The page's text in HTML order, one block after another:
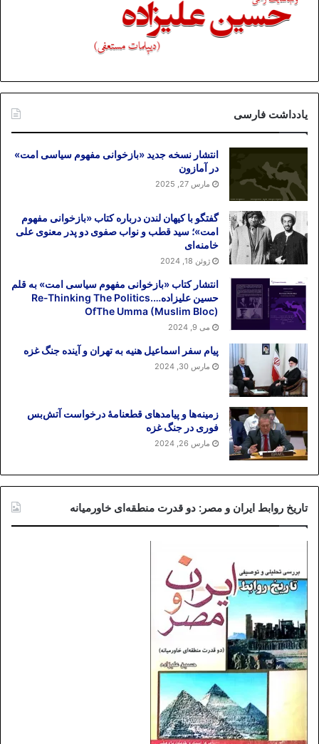
یادداشت فارسی
انتشار نسخه جدید «بازخوانی مفهوم سیاسی امت»
در آمازون
مارس 27, 2025
گفتگو با کیهان لندن درباره کتاب «بازخوانی مفهوم
امت»؛ سید قطب و نواب صفوی دو پدر معنوی علی
خامنه‌ای
ژوئن 18, 2024
انتشار کتاب «بازخوانی مفهوم سیاسی امت» به قلم
حسین علیزاده….Re-Thinking The Politics
OfThe Umma (Muslim Bloc)
می 9, 2024
پیام سفر اسماعیل هنیه به تهران و آینده جنگ غزه
مارس 30, 2024
زمینه‌ها و پیامدهای قطعنامهٔ درخواست آتش‌بس
فوری در جنگ غزه
مارس 26, 2024
تاریخ روابط ایران و مصر: دو قدرت منطقه‌ای خاورمیانه